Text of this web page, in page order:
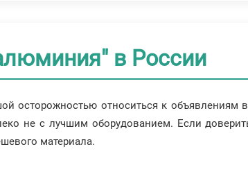
в России
осторожностью относиться к объявлениям в
не с лучшим оборудованием. Если
материала.